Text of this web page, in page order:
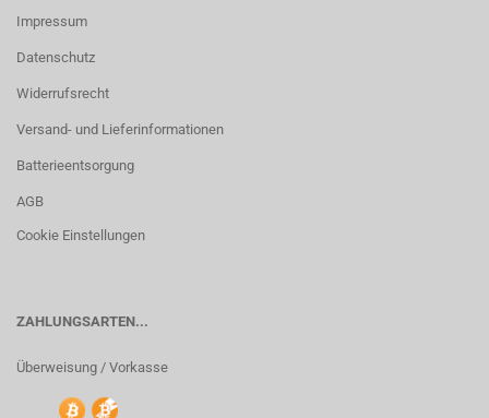
Impressum
Datenschutz
Widerrufsrecht
Versand- und Lieferinformationen
Batterieentsorgung
AGB
Cookie Einstellungen
ZAHLUNGSARTEN...
Überweisung / Vorkasse